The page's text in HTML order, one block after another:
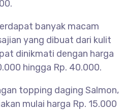
banyak macam
yang dibuat dari kulit
dinikmati dengan harga
hingga Rp. 40.000.
topping daging Salmon,
mulai harga Rp. 15.000